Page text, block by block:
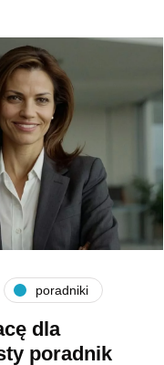
poradniki
dla
poradnik